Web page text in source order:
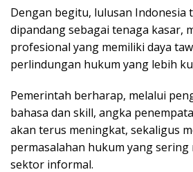
Dengan begitu, lulusan Indonesia
dipandang sebagai tenaga kasar,
profesional yang memiliki daya
perlindungan hukum yang lebih
Pemerintah berharap, melalui
bahasa dan skill, angka
akan terus meningkat, sekaligus
permasalahan hukum yang sering
sektor informal.